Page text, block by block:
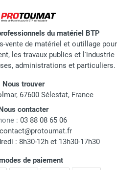
du matériel BTP
vente de matériel et outillage pour
les travaux publics et l'industrie
administrations et particuliers.
Nous trouver
67600 Sélestat, France
contacter
: 03 88 08 65 06
contact@protoumat.fr
: 8h30-12h et 13h30-17h30
de paiement